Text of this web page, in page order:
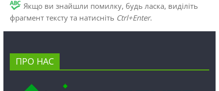
Якщо ви знайшли помилку, будь ласка, виділіть
фрагмент тексту та натисніть Ctrl+Enter.
ПРО НАС